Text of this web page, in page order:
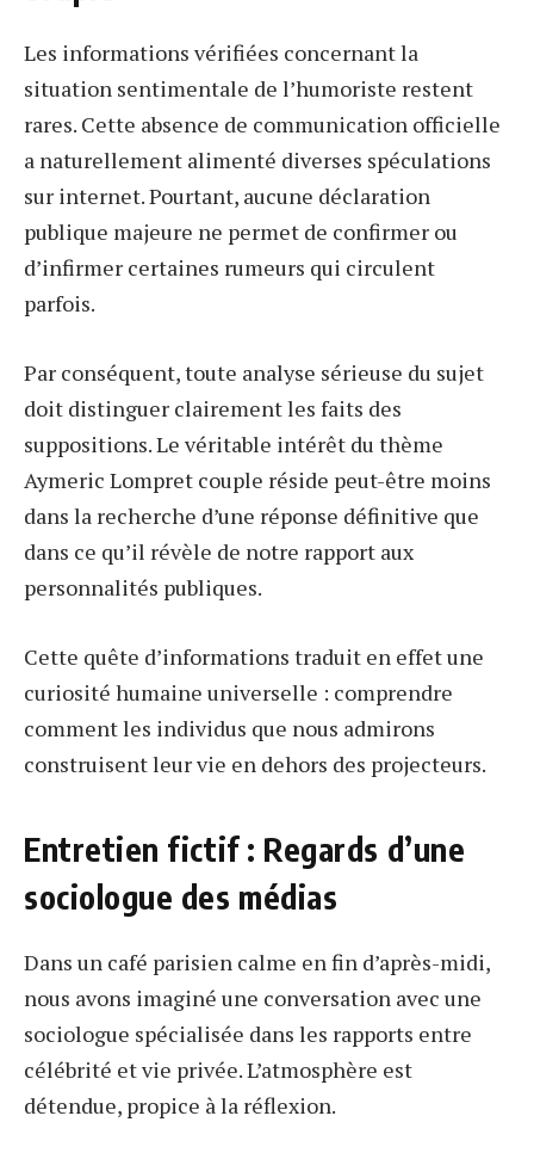
Les informations vérifiées concernant la
situation sentimentale de l’humoriste restent
rares. Cette absence de communication officielle
a naturellement alimenté diverses spéculations
sur internet. Pourtant, aucune déclaration
publique majeure ne permet de confirmer ou
d’infirmer certaines rumeurs qui circulent
parfois.
Par conséquent, toute analyse sérieuse du sujet
doit distinguer clairement les faits des
suppositions. Le véritable intérêt du thème
Aymeric Lompret couple réside peut-être moins
dans la recherche d’une réponse définitive que
dans ce qu’il révèle de notre rapport aux
personnalités publiques.
Cette quête d’informations traduit en effet une
curiosité humaine universelle : comprendre
comment les individus que nous admirons
construisent leur vie en dehors des projecteurs.
Entretien fictif : Regards d’une
sociologue des médias
Dans un café parisien calme en fin d’après-midi,
nous avons imaginé une conversation avec une
sociologue spécialisée dans les rapports entre
célébrité et vie privée. L’atmosphère est
détendue, propice à la réflexion.